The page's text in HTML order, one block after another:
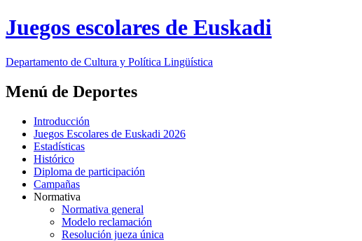
Juegos escolares de Euskadi
Departamento de Cultura y Política Lingüística
Menú de Deportes
Introducción
Juegos Escolares de Euskadi 2026
Estadísticas
Histórico
Diploma de participación
Campañas
Normativa
Normativa general
Modelo reclamación
Resolución jueza única